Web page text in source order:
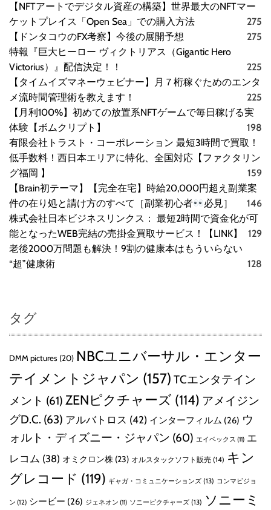
【NFTアートでデジタル資産の構築】世界最大のNFTマー
ケットプレイス「Open Sea」での購入方法
275
【ドンタコウのFX考察】今後の展開予想
275
特報『巨大ヒーロー ヴィクトリアス（Gigantic Hero
Victorius）』配信決定！！
225
【タイムイズマネーウェビナー】月７桁稼ぐためのエンタ
メ流時間管理術を教えます！
225
【月利100%】初めての放置系NFTゲームで毎日稼げる実
体験【ボムクリプト】
198
有限会社トラスト・コーポレーション 最短3時間で買取！
低手数料！西日本エリアに特化、全国対応【ファクタリン
グ福岡 】
159
【Brain初テーマ】【完全在宅】時給20,000円超え副業案
件の在り処と請け方のすべて［副業初心者
必見］
146
株式会社日本ビジネスリンクス： 最短2時間で資金化が可
能となったWEB完結の売掛金買取サービス！【LINK】
129
老後2000万問題も解決！9割の健康本はもういらない
“超”健康術
128
タグ
DMM pictures (20) NBCユニバーサル・エンター
テイメントジャパン (157) TCエンタテイン
メント (61) ZENピクチャーズ (114) アメイジン
グD.C. (63) アルバトロス (42) インターフィルム (26) ウ
ォルト・ディズニー・ジャパン (60) エイベックス (11) エ
レコム (38) オミクロン株 (23) オルスタックソフト販売 (14) キン
グレコード (119) ギャガ・コミュニケーションズ (13) コンマビジョ
ン (12) シービー (26) ジェネオン (11) ソニーピクチャーズ (13) ソニーミ